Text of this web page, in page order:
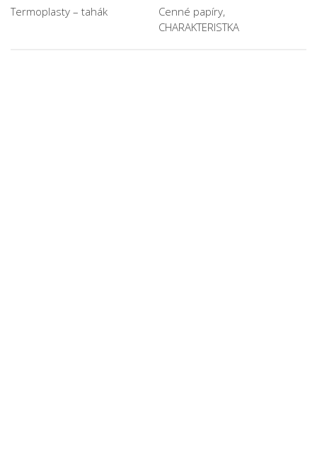
Termoplasty – tahák
Cenné papíry,
CHARAKTERISTKA